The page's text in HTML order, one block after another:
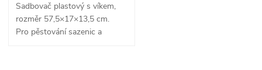
Sadbovač plastový s víkem,
rozměr 57,5×17×13,5 cm.
Pro pěstování sazenic a